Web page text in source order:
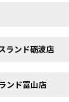
ランド砺波店
ンド富山店